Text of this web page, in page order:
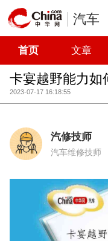
汽车
首页 文章
卡宴越野能力如
2023-07-17 16:18:55
汽修技师
汽车维修技师